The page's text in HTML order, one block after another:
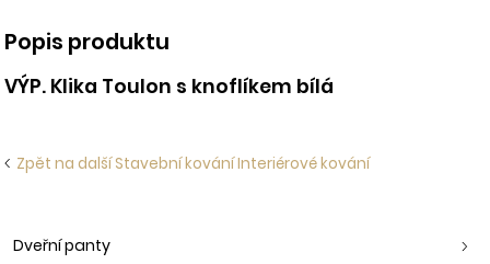
Popis produktu
VÝP. Klika Toulon s knoflíkem bílá
Zpět na další Stavební kování Interiérové kování
Dveřní panty